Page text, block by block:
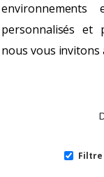
personnalisés et
nous vous invitons
Filtre